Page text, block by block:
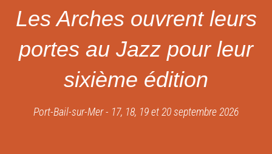
Les Arches ouvrent leurs
portes au Jazz pour leur
sixième édition
Port-Bail-sur-Mer - 17, 18, 19 et 20 septembre 2026